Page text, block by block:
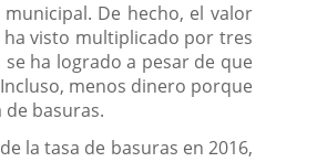
De hecho, el valor
visto multiplicado por tres
ha logrado a pesar de que
menos dinero porque
basuras.
la tasa de basuras en 2016,